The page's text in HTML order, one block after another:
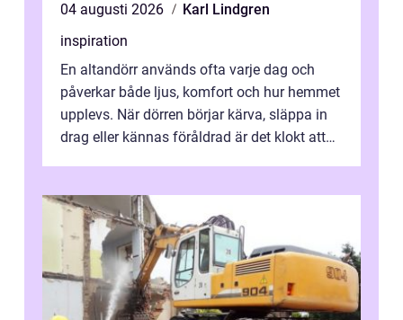
04 augusti 2026
Karl Lindgren
inspiration
En altandörr används ofta varje dag och
påverkar både ljus, komfort och hur hemmet
upplevs. När dörren börjar kärva, släppa in
drag eller kännas föråldrad är det klokt att